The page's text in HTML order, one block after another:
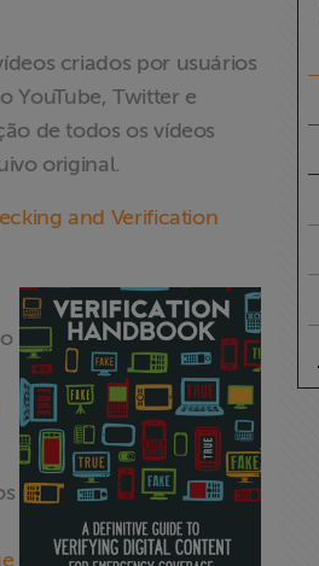
criados por usuários
YouTube, Twitter e
de todos os vídeos
original.
and Verification